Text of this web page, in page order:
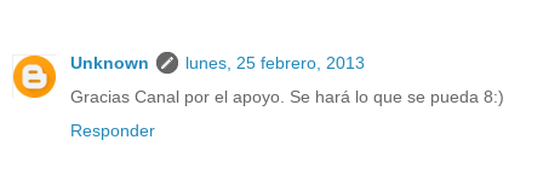
Unknown
lunes, 25 febrero, 2013
Gracias Canal por el apoyo. Se hará lo que se pueda 8:)
Responder